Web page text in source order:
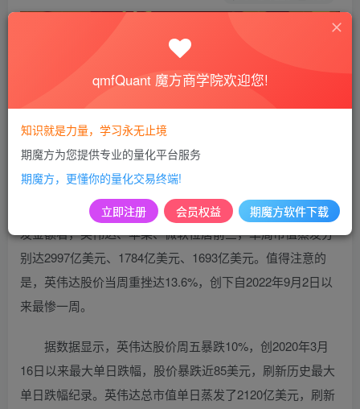
美股科技巨头突遭史诗级暴跌
其中，特斯拉跌幅居首，单周跌幅超过14%。从市值蒸
发金额看，英伟达、苹果、微软位居前三，单周市值蒸发分
别达2997亿美元、1784亿美元、1693亿美元。值得注意的
是，英伟达股价当周重挫达13.6%，创下自2022年9月2日以
来最惨一周。
据数据显示，英伟达股价周五暴跌10%，创2020年3月
16日以来最大单日跌幅，股价暴跌近85美元，刷新历史最大
单日跌幅纪录。英伟达总市值单日蒸发了2120亿美元，刷新
qmfQuant 魔方商学院欢迎您!
知识就是力量，学习永无止境
期魔方为您提供专业的量化平台服务
期魔方，更懂你的量化交易终端!
立即注册 会员权益 期魔方软件下载